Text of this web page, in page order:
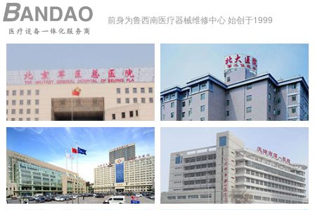
前身为鲁西南医疗器械维修中心 始创于1999